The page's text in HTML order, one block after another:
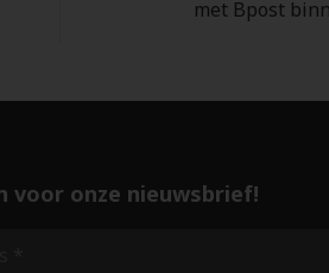
met Bpost
voor onze nieuwsbrief!